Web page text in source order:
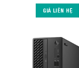
GIÁ LIÊN HỆ